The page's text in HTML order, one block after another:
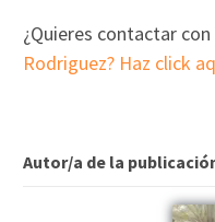
¿Quieres contactar con
Rodriguez? Haz click
Autor/a de la